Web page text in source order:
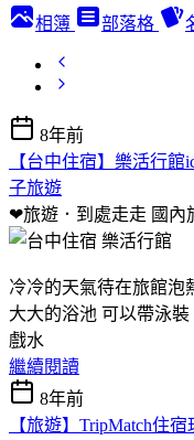
相簿 部落格
8年前
【台中住宿】樂活行
子旅遊
❤旅遊．到處走走 國內
冷冷的天氣待在旅館泡
大大的浴池 可以帶泳
戲水
繼續閱讀
8年前
【旅遊】TripMatch住